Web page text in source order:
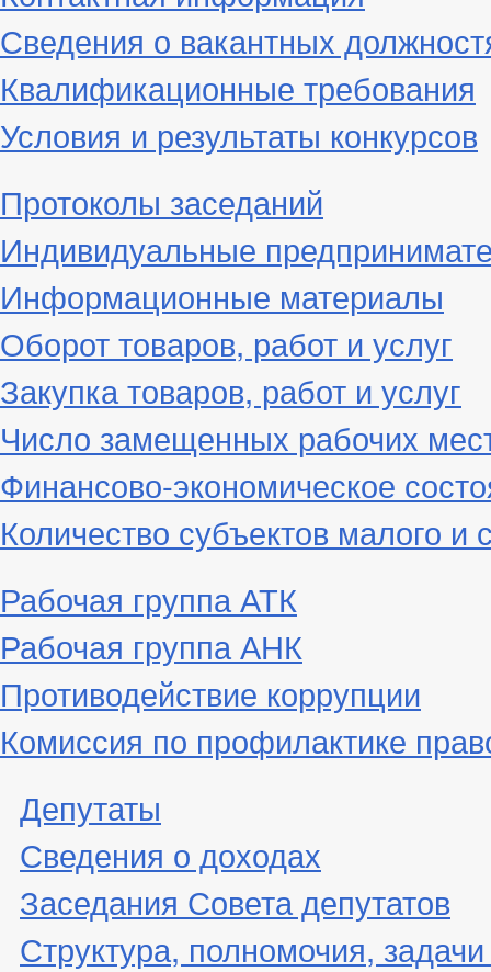
Сведения о вакантных
Квалификационные требования
Условия и результаты конкурсов
Протоколы заседаний
Индивидуальные
Информационные материалы
Оборот товаров, работ и услуг
Закупка товаров, работ и услуг
Число замещенных рабочих
Финансово-экономическое
Количество субъектов малого и
Рабочая группа АТК
Рабочая группа АНК
Противодействие коррупции
Комиссия по профилактике
Депутаты
Сведения о доходах
Заседания Совета депутатов
Структура, полномочия,